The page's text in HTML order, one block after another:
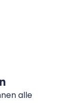
alle